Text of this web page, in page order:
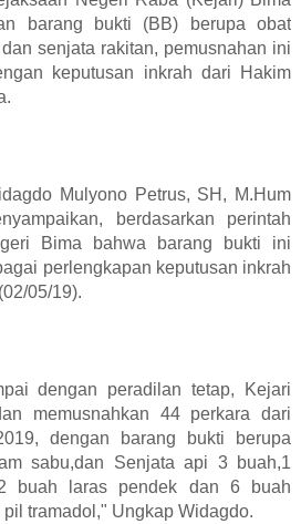
barang bukti (BB) berupa obat
senjata rakitan, pemusnahan ini
keputusan inkrah dari Hakim
Mulyono Petrus, SH, M.Hum
berdasarkan perintah
Bima bahwa barang bukti ini
perlengkapan keputusan inkrah
05/19).
dengan peradilan tetap, Kejari
memusnahkan 44 perkara dari
dengan barang bukti berupa
sabu,dan Senjata api 3 buah,1
buah laras pendek dan 6 buah
tramadol," Ungkap Widagdo.